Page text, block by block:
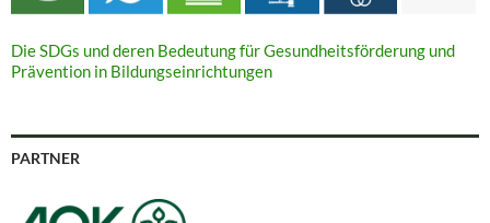
Die SDGs und deren Bedeutung für Gesundheitsförderung und
Prävention in Bildungseinrichtungen
PARTNER